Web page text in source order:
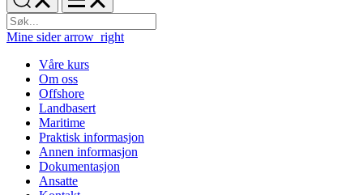
Mine sider arrow_right
Våre kurs
Om oss
Offshore
Landbasert
Maritime
Praktisk informasjon
Annen informasjon
Dokumentasjon
Ansatte